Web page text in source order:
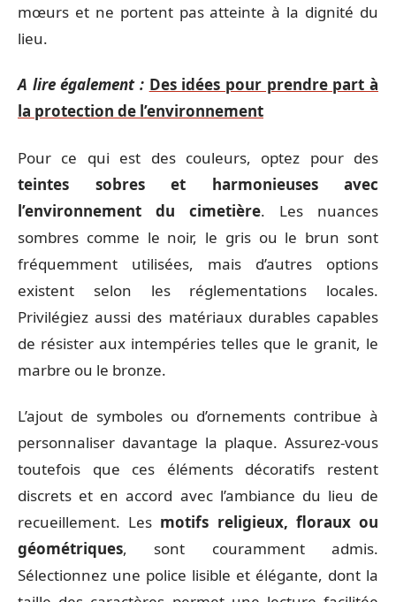
mœurs et ne portent pas atteinte à la dignité du
lieu.
A lire également : Des idées pour prendre part à
la protection de l’environnement
Pour ce qui est des couleurs, optez pour des
teintes sobres et harmonieuses avec
l’environnement du cimetière. Les nuances
sombres comme le noir, le gris ou le brun sont
fréquemment utilisées, mais d’autres options
existent selon les réglementations locales.
Privilégiez aussi des matériaux durables capables
de résister aux intempéries telles que le granit, le
marbre ou le bronze.
L’ajout de symboles ou d’ornements contribue à
personnaliser davantage la plaque. Assurez-vous
toutefois que ces éléments décoratifs restent
discrets et en accord avec l’ambiance du lieu de
recueillement. Les motifs religieux, floraux ou
géométriques, sont couramment admis.
Sélectionnez une police lisible et élégante, dont la